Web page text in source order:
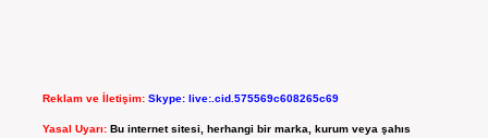
Reklam ve İletişim: Skype: live:.cid.575569c608265c69
Yasal Uyarı: Bu internet sitesi, herhangi bir marka, kurum veya şahıs